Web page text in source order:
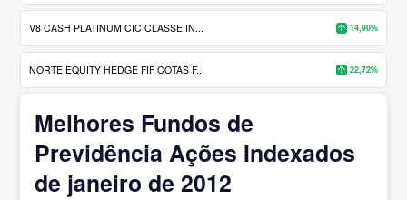
V8 CASH PLATINUM CIC CLASSE IN... 14,90%
NORTE EQUITY HEDGE FIF COTAS F... 22,72%
Melhores Fundos de
Previdência Ações Indexados
de janeiro de 2012